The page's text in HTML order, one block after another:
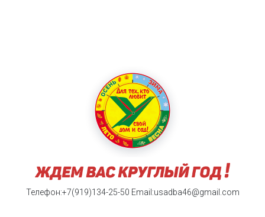
Телефон:+7(919)134-25-50 Email:usadba46@gmail.com